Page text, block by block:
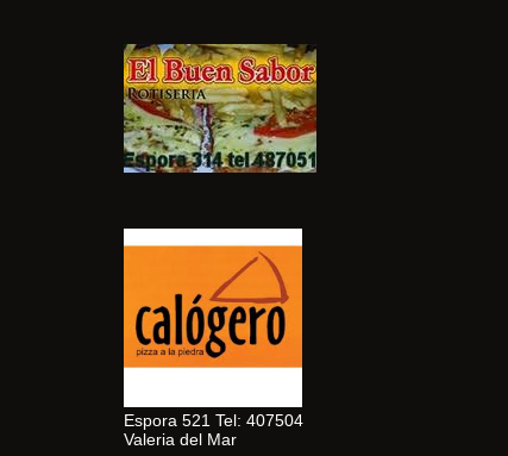
Espora 521 Tel: 407504
Valeria del Mar